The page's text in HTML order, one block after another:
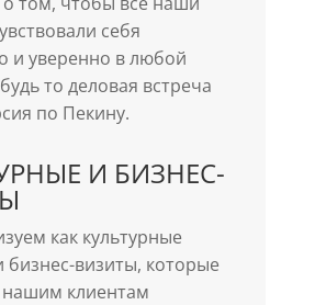
себя
и уверенно в любой
то деловая встреча
по Пекину.
И БИЗНЕС-
как культурные
бизнес-визиты, которые
клиентам